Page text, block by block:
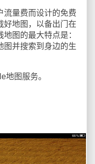
量费而设计的免费
好地图，以备出门在
图的最大特点是：
图并搜索到身边的生
图服务。